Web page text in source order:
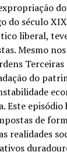
do século
liberal,
Mesmo
do
Este
de
realidades